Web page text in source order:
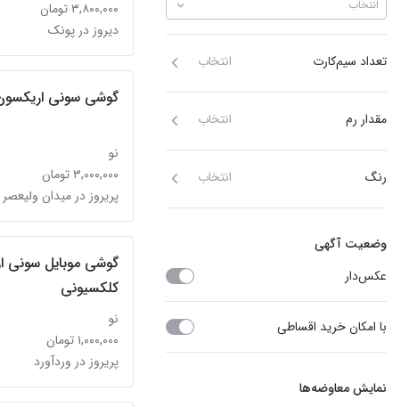
انتخاب
تعداد سیم‌کارت انتخاب
مقدار رم انتخاب
رنگ انتخاب
وضعیت آگهی
عکس‌دار
با امکان خرید اقساطی
نمایش معاوضه‌ها
۳,۸۰۰,۰۰۰ تومان
دیروز در پونک
گوشی سونی
نو
۳,۰۰۰,۰۰۰ تومان
پریروز در میدان ولیعصر
کلکسیونی
نو
۱,۰۰۰,۰۰۰ تومان
پریروز در وردآورد